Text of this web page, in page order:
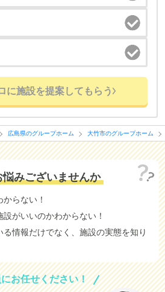
に施設を提案してもらう
広島県のグループホーム 大竹市のグループホーム
みございませんか
らない！
がいいのかわからない！
情報だけでなく、施設の実態を知り
お任せください！